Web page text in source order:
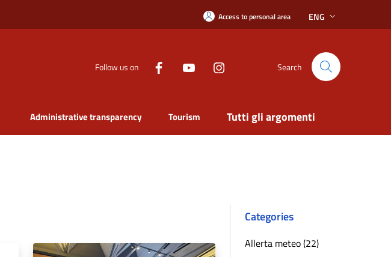
Access to personal area ENG
Follow us on Search
Administrative transparency Tourism Tutti gli argomenti
Categories
Allerta meteo (22)